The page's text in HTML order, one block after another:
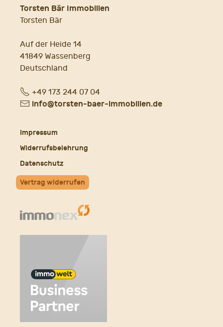
Torsten Bär Immobilien
Torsten Bär
Auf der Heide 14
41849 Wassenberg
Deutschland
Fon+49 173 244 07 04
E- info@torsten-baer-immobilien.de
Impressum
Widerrufsbelehrung
Datenschutz
Vertrag widerrufen